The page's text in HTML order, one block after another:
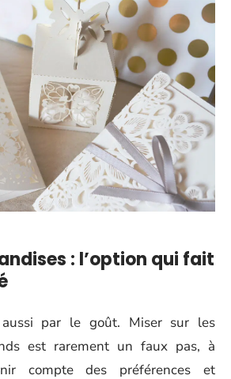
: l’option qui fait
aussi par le goût. Miser sur les
est rarement un faux pas, à
compte des préférences et